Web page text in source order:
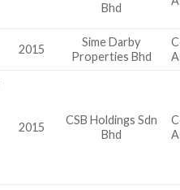
Bhd
2015
Sime Darby
Properties Bhd
2015
CSB Holdings Sdn
Bhd